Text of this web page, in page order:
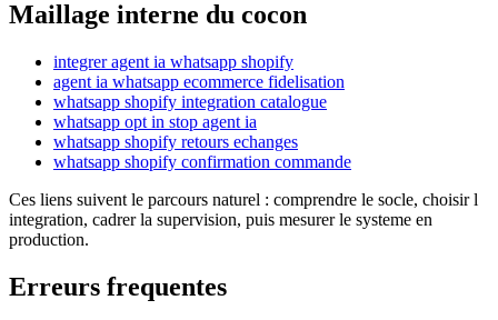
Maillage interne du cocon
integrer agent ia whatsapp shopify
agent ia whatsapp ecommerce fidelisation
whatsapp shopify integration catalogue
whatsapp opt in stop agent ia
whatsapp shopify retours echanges
whatsapp shopify confirmation commande
Ces liens suivent le parcours naturel : comprendre le socle, choisir l
integration, cadrer la supervision, puis mesurer le systeme en
production.
Erreurs frequentes